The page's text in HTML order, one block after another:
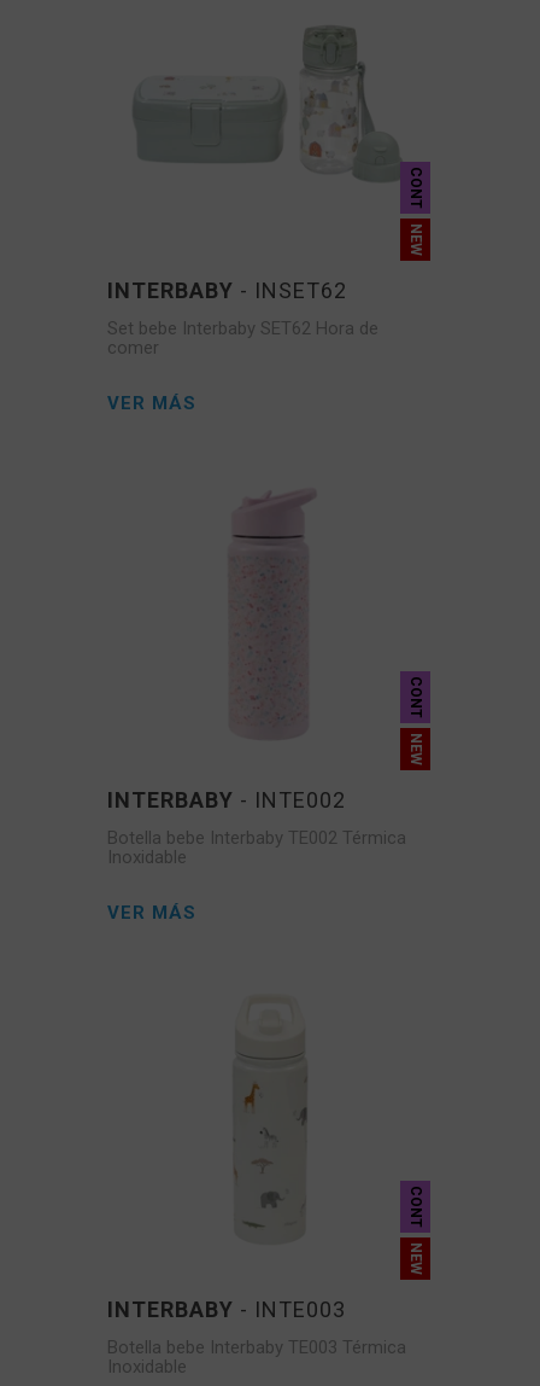
CONT
INTERBABY - INSET62
Set bebe Interbaby SET62 Hora de
comer
VER MÁS
CONT
INTERBABY - INTE002
Botella bebe Interbaby TE002 Térmica
Inoxidable
VER MÁS
CONT
INTERBABY - INTE003
Botella bebe Interbaby TE003 Térmica
Inoxidable